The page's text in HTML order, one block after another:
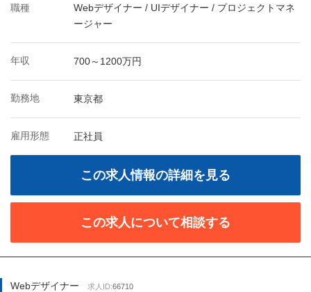
職種
Webデザイナー / UIデザイナー / プロジェクトマネ
ージャー
年収 700～1200万円
勤務地 東京都
雇用形態 正社員
この求人情報の詳細を見る
この求人について相談する
Webデザイナー 求人ID:66710